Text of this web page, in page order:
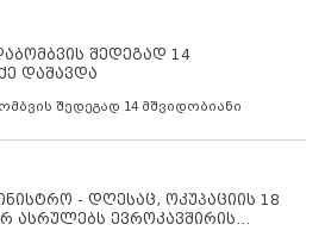
შედეგად 14
დაშავდა
შედეგად 14 მშვიდობიანი
- დღესაც, ოკუპაციის 18
ასრულებს ევროკავშირის